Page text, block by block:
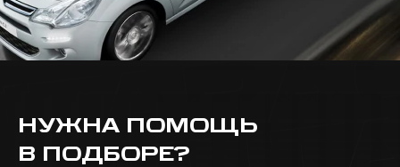
НУЖНА ПОМОЩЬ
В ПОДБОРЕ?